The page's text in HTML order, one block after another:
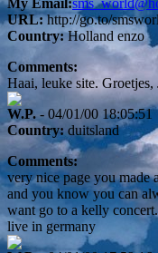
My Email:
URL:http://go.to/
Country:Holland enzo
Comments:
Haai, leuke site. Groetjes,
W.P. - 04/01/00 18:05:51
Country:duitsland
Comments:
very nice page you made
and you know you can
want go to a kelly
live in germany